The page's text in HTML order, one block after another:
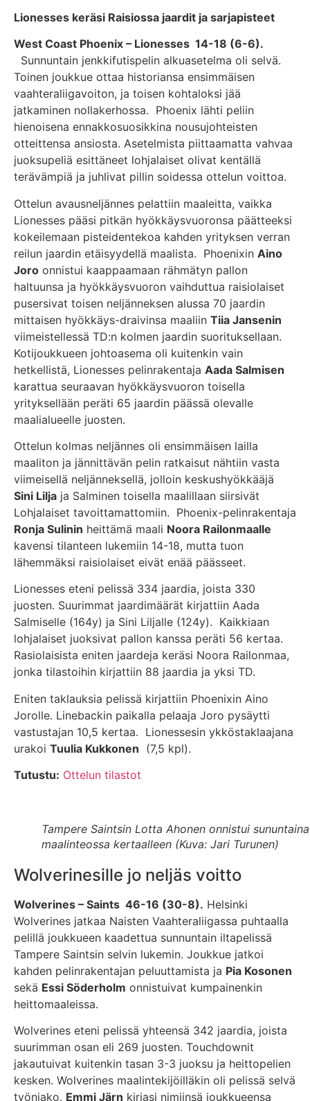
Lionesses keräsi Raisiossa jaardit ja sarjapisteet
West Coast Phoenix – Lionesses 14-18 (6-6).
Sunnuntain jenkkifutispelin alkuasetelma oli selvä.
Toinen joukkue ottaa historiansa ensimmäisen
vaahteraliigavoiton, ja toisen kohtaloksi jää
jatkaminen nollakerhossa. Phoenix lähti peliin
hienoisena ennakkosuosikkina nousujohteisten
otteittensa ansiosta. Asetelmista piittaamatta vahvaa
juoksupeliä esittäneet lohjalaiset olivat kentällä
terävämpiä ja juhlivat pillin soidessa ottelun voittoa.
Ottelun avausneljännes pelattiin maaleitta, vaikka
Lionesses pääsi pitkän hyökkäysvuoronsa päätteeksi
kokeilemaan pisteidentekoa kahden yrityksen verran
reilun jaardin etäisyydellä maalista. Phoenixin Aino
Joro onnistui kaappaamaan rähmätyn pallon
haltuunsa ja hyökkäysvuoron vaihduttua raisiolaiset
pusersivat toisen neljänneksen alussa 70 jaardin
mittaisen hyökkäys-draivinsa maaliin Tiia Jansenin
viimeistellessä TD:n kolmen jaardin suorituksellaan.
Kotijoukkueen johtoasema oli kuitenkin vain
hetkellistä, Lionesses pelinrakentaja Aada Salmisen
karattua seuraavan hyökkäysvuoron toisella
yrityksellään peräti 65 jaardin päässä olevalle
maalialueelle juosten.
Ottelun kolmas neljännes oli ensimmäisen lailla
maaliton ja jännittävän pelin ratkaisut nähtiin vasta
viimeisellä neljänneksellä, jolloin keskushyökkääjä
Sini Lilja ja Salminen toisella maalillaan siirsivät
Lohjalaiset tavoittamattomiin. Phoenix-pelinrakentaja
Ronja Sulinin heittämä maali Noora Railonmaalle
kavensi tilanteen lukemiin 14-18, mutta tuon
lähemmäksi raisiolaiset eivät enää päässeet.
Lionesses eteni pelissä 334 jaardia, joista 330
juosten. Suurimmat jaardimäärät kirjattiin Aada
Salmiselle (164y) ja Sini Liljalle (124y). Kaikkiaan
lohjalaiset juoksivat pallon kanssa peräti 56 kertaa.
Rasiolaisista eniten jaardeja keräsi Noora Railonmaa,
jonka tilastoihin kirjattiin 88 jaardia ja yksi TD.
Eniten taklauksia pelissä kirjattiin Phoenixin Aino
Jorolle. Linebackin paikalla pelaaja Joro pysäytti
vastustajan 10,5 kertaa. Lionessesin ykköstaklaajana
urakoi Tuulia Kukkonen (7,5 kpl).
Tutustu: Ottelun tilastot
Tampere Saintsin Lotta Ahonen onnistui sununtaina
maalinteossa kertaalleen (Kuva: Jari Turunen)
Wolverinesille jo neljäs voitto
Wolverines – Saints 46-16 (30-8). Helsinki
Wolverines jatkaa Naisten Vaahteraliigassa puhtaalla
pelillä joukkueen kaadettua sunnuntain iltapelissä
Tampere Saintsin selvin lukemin. Joukkue jatkoi
kahden pelinrakentajan peluuttamista ja Pia Kosonen
sekä Essi Söderholm onnistuivat kumpainenkin
heittomaaleissa.
Wolverines eteni pelissä yhteensä 342 jaardia, joista
suurimman osan eli 269 juosten. Touchdownit
jakautuivat kuitenkin tasan 3-3 juoksu ja heittopelien
kesken. Wolverines maalintekijöilläkin oli pelissä selvä
työnjako. Emmi Järn kirjasi nimiinsä joukkueensa